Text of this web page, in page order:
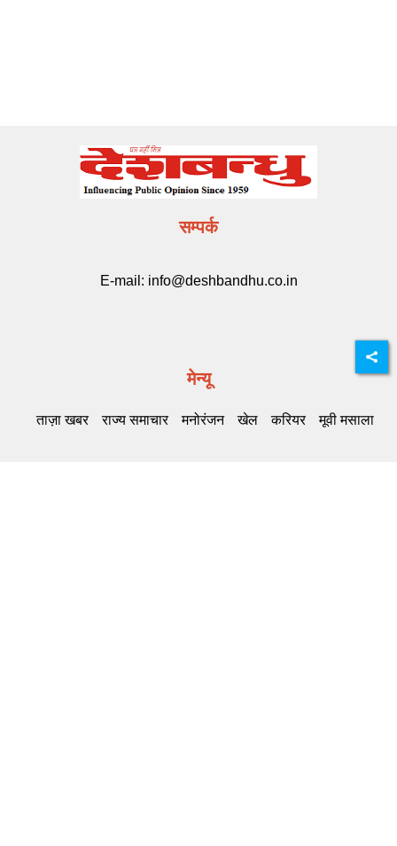
सम्पर्क
E-mail: info@deshbandhu.co.in
मेन्यू
ताज़ा खबर राज्य समाचार मनोरंजन खेल करियर मूवी मसाला